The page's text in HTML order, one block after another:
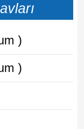
)
)